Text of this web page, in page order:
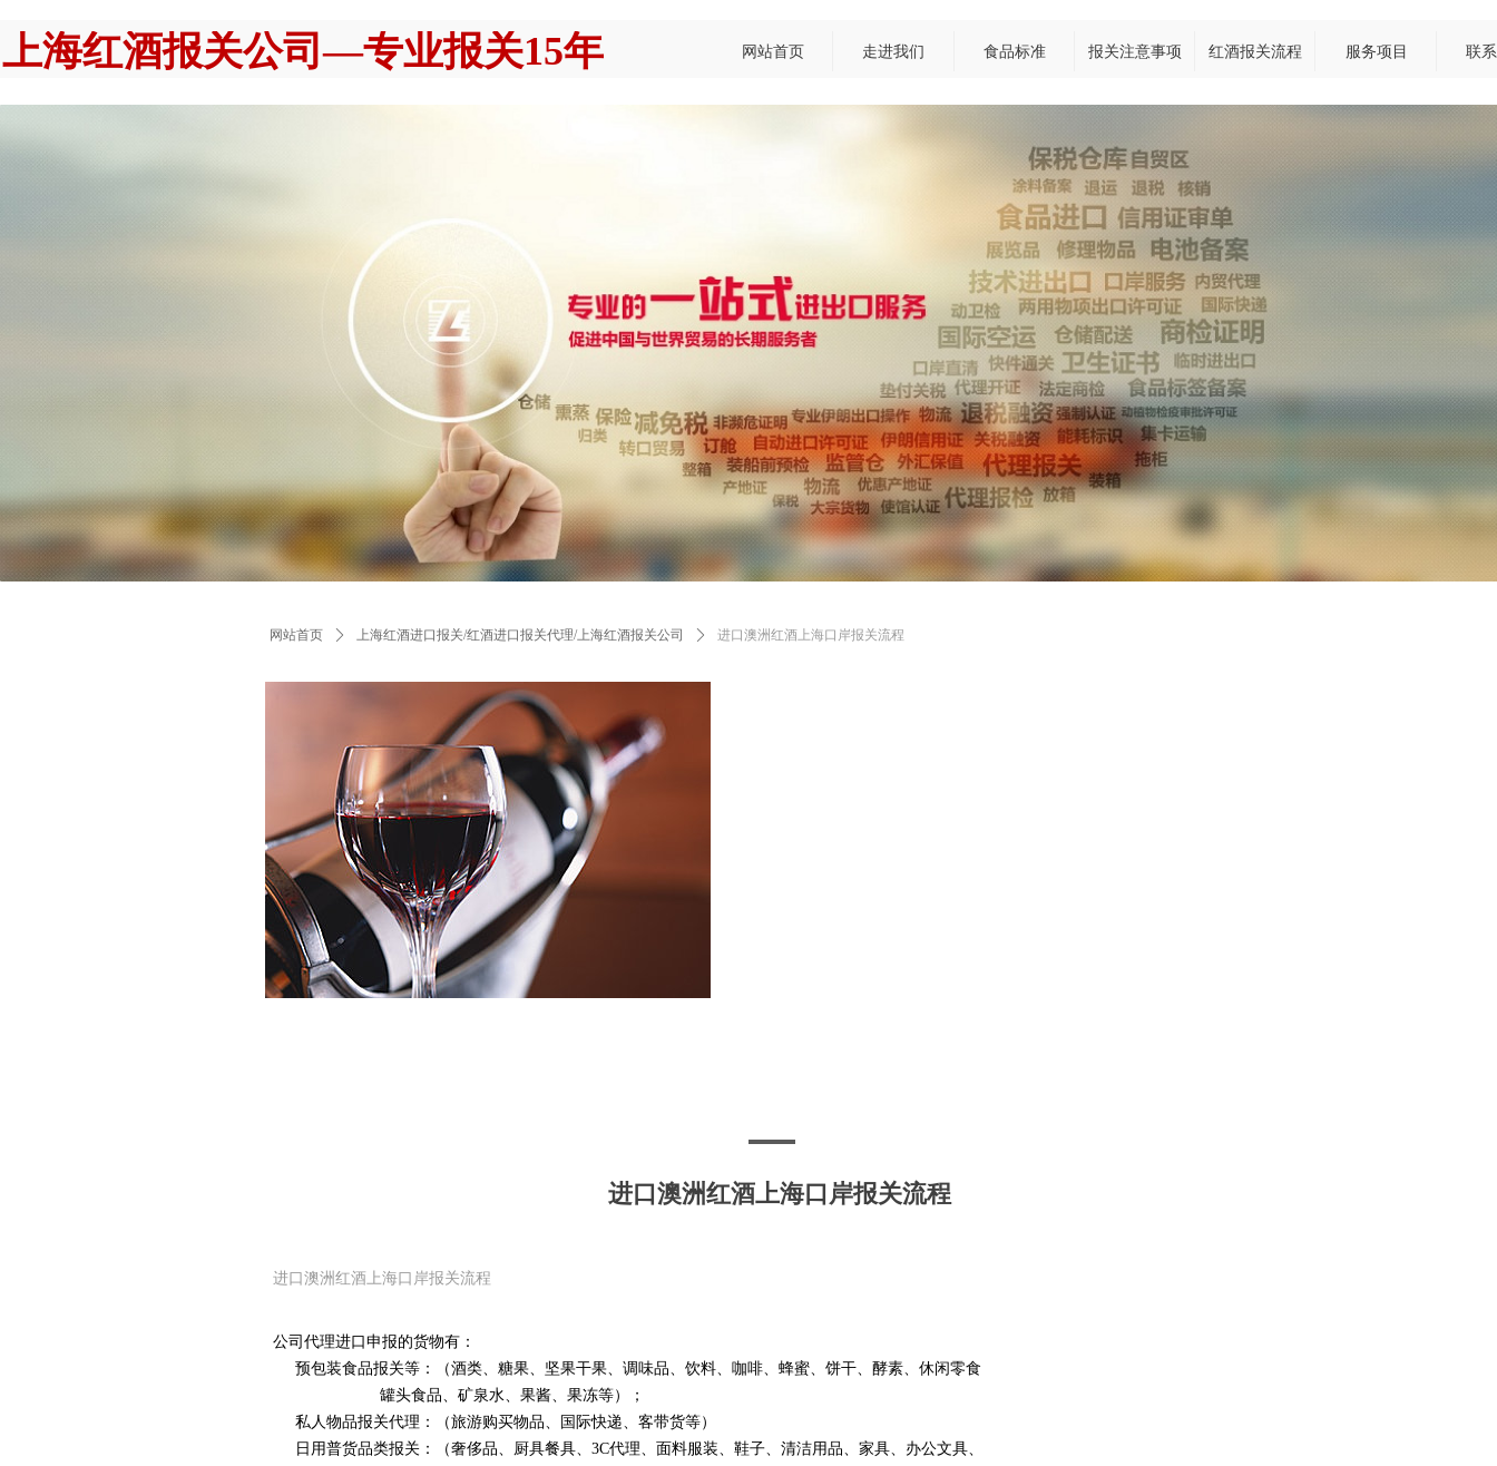
上海红酒报关公司—专业报关15年 网站首页 走进我们 食品标准 报关注意事项 红酒报关流程 服务项目 联
网站首页 ꄲ 上海红酒进口报关/红酒进口报关代理/上海红酒报关公司 ꄲ 进口澳洲红酒上海口岸报关流程
进口澳洲红酒上海口岸报关流程
进口澳洲红酒上海口岸报关流程
公司代理进口申报的货物有：
预包装食品报关等：（酒类、糖果、坚果干果、调味品、饮料、咖啡、蜂蜜、饼干、酵素、休闲零食
罐头食品、矿泉水、果酱、果冻等）；
私人物品报关代理：（旅游购买物品、国际快递、客带货等）
日用普货品类报关：（奢侈品、厨具餐具、3C代理、面料服装、鞋子、清洁用品、家具、办公文具、